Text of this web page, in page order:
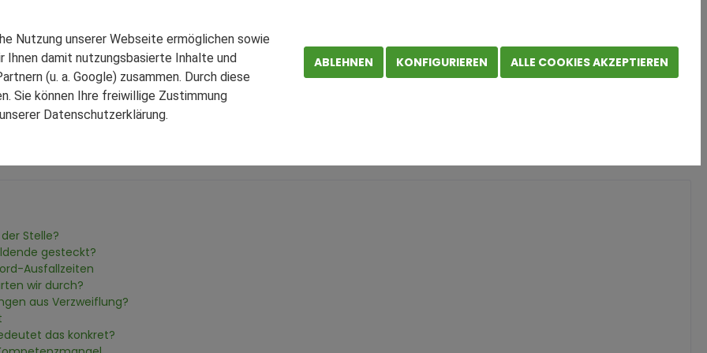
Tief und KI-Revolution: Quo vadis,
Stelle?
gesteckt?
Ausfallzeiten
wir durch?
aus Verzweiflung?
das konkret?
Nutzung unserer Webseite ermöglichen sowie
damit nutzungsbasierte Inhalte und
(u. a. Google) zusammen. Durch diese
Sie können Ihre freiwillige Zustimmung
Datenschutzerklärung.
ABLEHNEN KONFIGURIEREN ALLE COOKIES AKZEPTIEREN